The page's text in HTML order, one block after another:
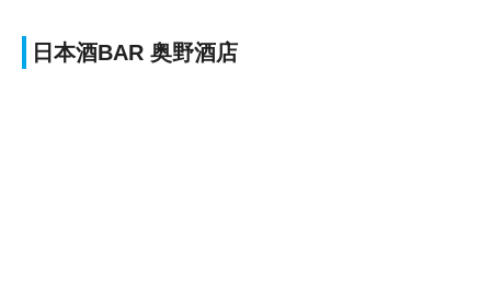
日本酒BAR 奥野酒店